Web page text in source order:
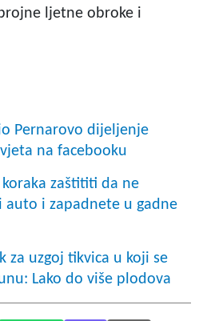
ljetne obroke i
Pernarovo dijeljenje
na facebooku
koraka zaštititi da ne
auto i zapadnete u gadne
za uzgoj tikvica u koji se
Lako do više plodova